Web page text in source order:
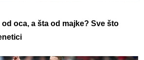
oca, a šta od majke? Sve što